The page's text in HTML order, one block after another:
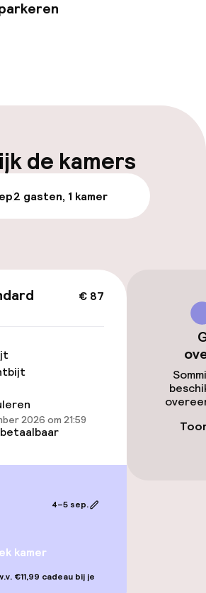
op eigen terrein
dag
de kamers
2 gasten, 1 kamer
€ 87
2026 om 21:59
4–5 sep.
kamer
€11,99 cadeau bij je